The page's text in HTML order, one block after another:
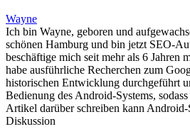
Wayne
Ich bin Wayne, geboren und
schönen Hamburg und bin jetzt SEO-
beschäftige mich seit mehr als 6 Jahren
habe ausführliche Recherchen zum
historischen Entwicklung durchgeführt
Bedienung des Android-Systems,
Artikel darüber schreiben kann
Diskussion